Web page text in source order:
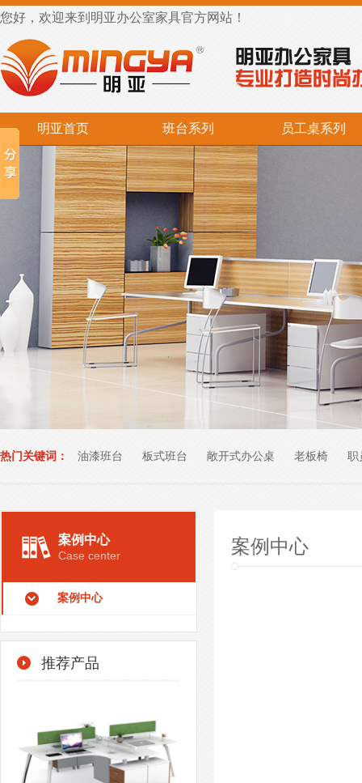
您好，欢迎来到明亚办公室家具官方网站！
明亚首页 班台系列 员工桌系列
热门关键词： 油漆班台 板式班台 敞开式办公桌 老板椅 职
办公室家具
案例中心
Case center
案例中心
推荐产品
案例中心